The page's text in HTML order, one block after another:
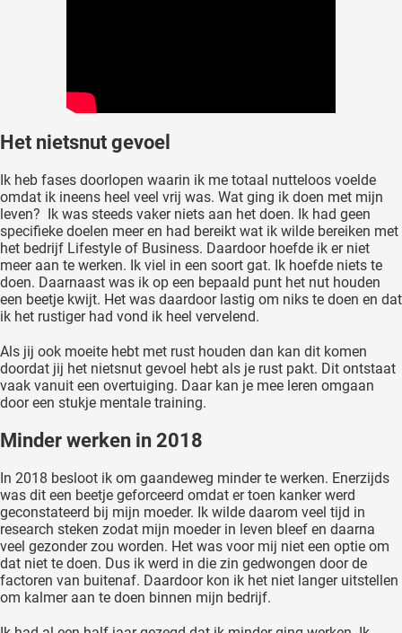
Het nietsnut gevoel
Ik heb fases doorlopen waarin ik me totaal nutteloos voelde
omdat ik ineens heel veel vrij was. Wat ging ik doen met mijn
leven? Ik was steeds vaker niets aan het doen. Ik had geen
specifieke doelen meer en had bereikt wat ik wilde bereiken met
het bedrijf Lifestyle of Business. Daardoor hoefde ik er niet
meer aan te werken. Ik viel in een soort gat. Ik hoefde niets te
doen. Daarnaast was ik op een bepaald punt het nut houden
een beetje kwijt. Het was daardoor lastig om niks te doen en dat
ik het rustiger had vond ik heel vervelend.
Als jij ook moeite hebt met rust houden dan kan dit komen
doordat jij het nietsnut gevoel hebt als je rust pakt. Dit ontstaat
vaak vanuit een overtuiging. Daar kan je mee leren omgaan
door een stukje mentale training.
Minder werken in 2018
In 2018 besloot ik om gaandeweg minder te werken. Enerzijds
was dit een beetje geforceerd omdat er toen kanker werd
geconstateerd bij mijn moeder. Ik wilde daarom veel tijd in
research steken zodat mijn moeder in leven bleef en daarna
veel gezonder zou worden. Het was voor mij niet een optie om
dat niet te doen. Dus ik werd in die zin gedwongen door de
factoren van buitenaf. Daardoor kon ik het niet langer uitstellen
om kalmer aan te doen binnen mijn bedrijf.